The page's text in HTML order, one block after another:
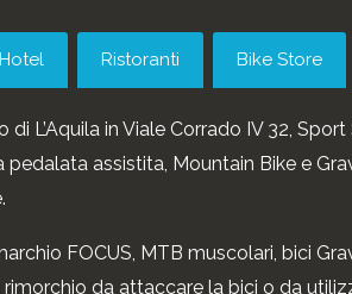
Hotel Ristoranti Bike Store
L’Aquila in Viale Corrado IV 32,
assistita, Mountain Bike e
FOCUS, MTB muscolari, bici
da attaccare la bici o da